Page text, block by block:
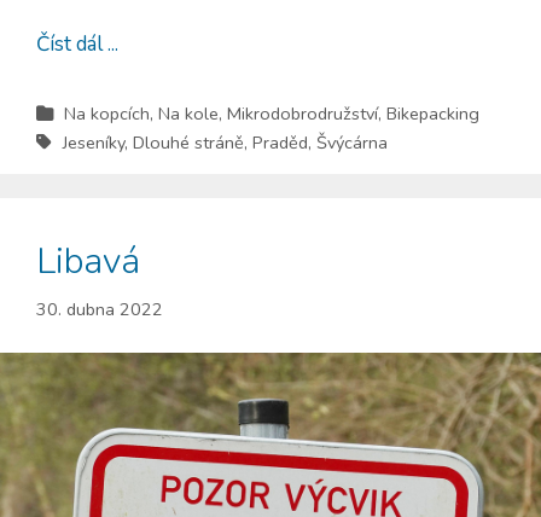
Číst dál ...
Na kopcích, Na kole, Mikrodobrodružství, Bikepacking
Jeseníky, Dlouhé stráně, Praděd, Švýcárna
Libavá
30. dubna 2022